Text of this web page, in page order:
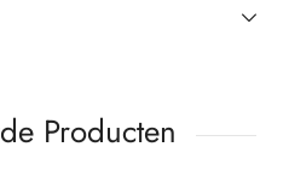
Producten